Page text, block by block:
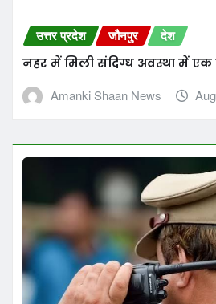
उत्तर प्रदेश जौनपुर देश
नहर में मिली संदिग्ध अवस्था में एक
Amanki Shaan News